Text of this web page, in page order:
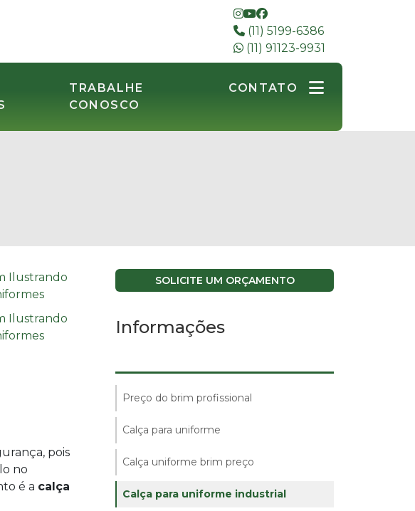
(11) 5199-6386
(11) 91123-9931
TRABALHE
CONOSCO
CONTATO
pois
no
é a calça
SOLICITE UM ORÇAMENTO
Informações
Preço do brim profissional
Calça para uniforme
Calça uniforme brim preço
Calça para uniforme industrial